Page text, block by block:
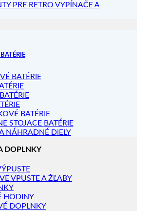
PRE RETRO VYPÍNAČE A
BATÉRIE
BATÉRIE
STOJACE BATÉRIE
NÁHRADNÉ DIELY
DOPLNKY
VPUSTE A ŽĽABY
HODINY
DOPLNKY